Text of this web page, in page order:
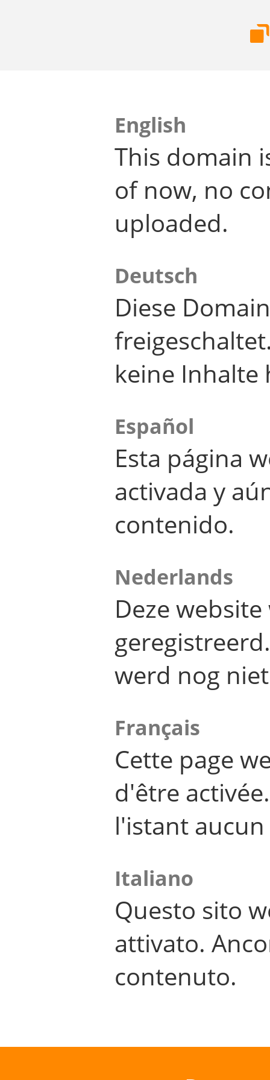
English
This domain
of now, no
uploaded.
Deutsch
Diese
keine Inhalte
Español
Esta página
activada y
contenido.
Nederlands
Deze
werd nog
Français
Cette page
d'être
l'istant
Italiano
Questo sito
attivato.
contenuto.